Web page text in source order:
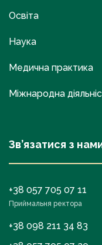
Освіта
Наука
Медична практика
Міжнародна
Зв’язатися з
+38 057 705 07 11
Приймальня ректора
+38 098 211 34 83